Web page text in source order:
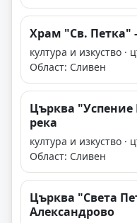
Храм "Св. Петка"
култура и изкуство
Област: Сливен
Църква "Успение
река
култура и изкуство
Област: Сливен
Църква "Света
Александрово